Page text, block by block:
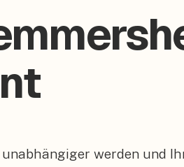
werden und